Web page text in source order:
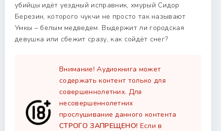
убийцы идёт уездный исправник, хмурый Сидор
Березин, которого чукчи не просто так называют
Умкы – белым медведем. Выдержит ли городская
девушка или сбежит сразу, как сойдёт снег?
Внимание! Аудиокнига может
содержать контент только для
совершеннолетних. Для
несовершеннолетних
прослушивание данного контента
СТРОГО ЗАПРЕЩЕНО! Если в